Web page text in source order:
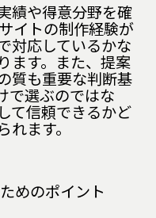
績や得意分野を確
イトの制作経験が
対応しているかな
ます。また、提案
質も重要な判断基
で選ぶのではな
て信頼できるかど
ます。
めのポイント